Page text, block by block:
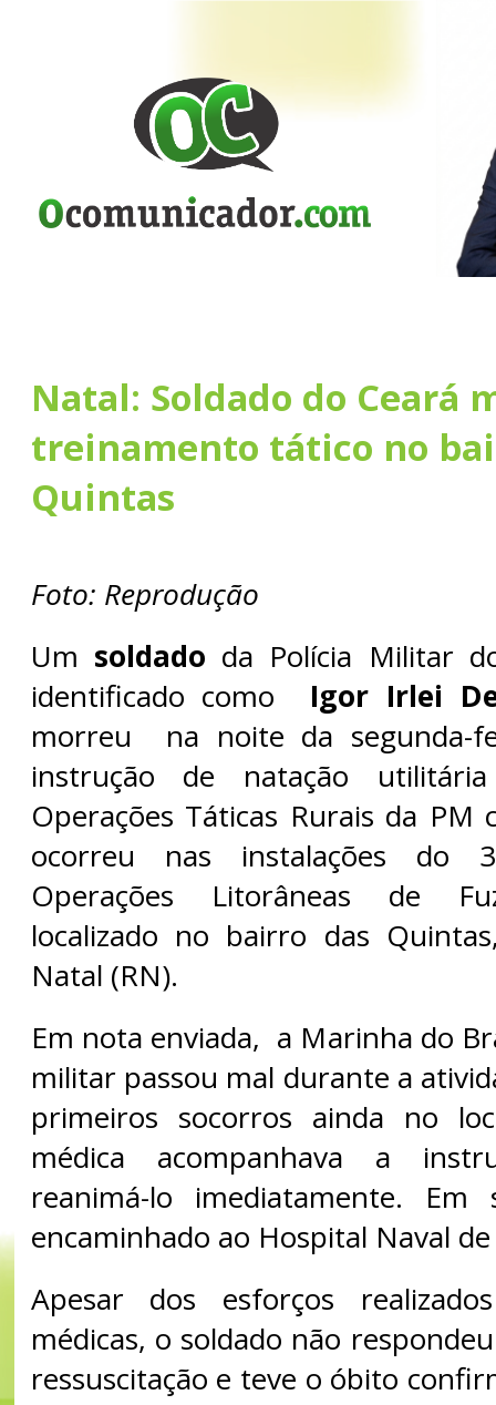
Natal: Soldado do Ceará
treinamento tático no
Quintas
Foto: Reprodução
Um soldado da Polícia Militar
identificado como
Igor Irlei
morreu na noite da segunda-
instrução de natação
Operações Táticas Rurais da PM
ocorreu nas instalações do
Operações Litorâneas de
localizado no bairro das
Natal (RN).
Em nota enviada, a Marinha do
militar passou mal durante a
primeiros socorros ainda no
médica acompanhava a
reanimá-lo imediatamente.
encaminhado ao Hospital Naval
Apesar dos esforços
médicas, o soldado não
ressuscitação e teve o óbito